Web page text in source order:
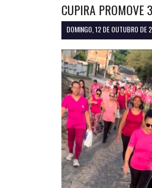
CUPIRA PROMOVE
DOMINGO, 12 DE OUTUBRO DE